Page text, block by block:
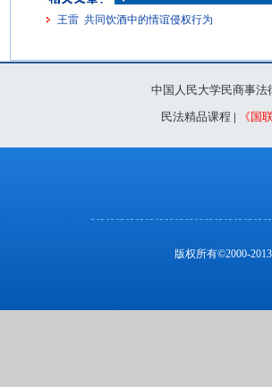
王雷 共同饮酒中的情谊侵权行为
中国人民大学民商事法
民法精品课程 | 《国
版权所有©2000-